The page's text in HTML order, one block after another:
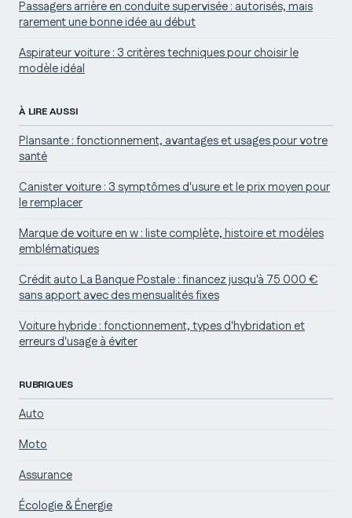
Passagers arrière en conduite supervisée : autorisés, mais
rarement une bonne idée au début
Aspirateur voiture : 3 critères techniques pour choisir le
modèle idéal
À LIRE AUSSI
Plansante : fonctionnement, avantages et usages pour votre
santé
Canister voiture : 3 symptômes d'usure et le prix moyen pour
le remplacer
Marque de voiture en w : liste complète, histoire et modèles
emblématiques
Crédit auto La Banque Postale : financez jusqu'à 75 000 €
sans apport avec des mensualités fixes
Voiture hybride : fonctionnement, types d'hybridation et
erreurs d'usage à éviter
RUBRIQUES
Auto
Moto
Assurance
Écologie & Énergie